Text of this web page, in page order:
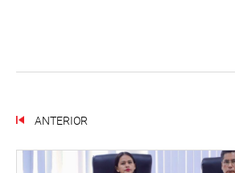
ANTERIOR